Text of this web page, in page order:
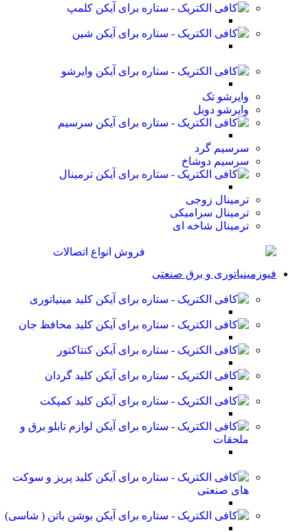
کلمپ
شین
وایرشو
وایرشو تک
وایرشو دوبل
سرسیم
سرسیم گرد
سرسیم دوشاخ
ترمینال
ترمینال زوجی
ترمینال سرامیکی
ترمینال شاخه ای
فیوزمینیاتوری و برق صنعتی
کلید مینیاتوری
کلید محافظ جان
کنتاکتور
کلید گردان
کلید کمپکت
لوازم تابلو برق و
ملحقات
کلید پریز و سوکت
های صنعتی
بوشن باتن ( شاسی)